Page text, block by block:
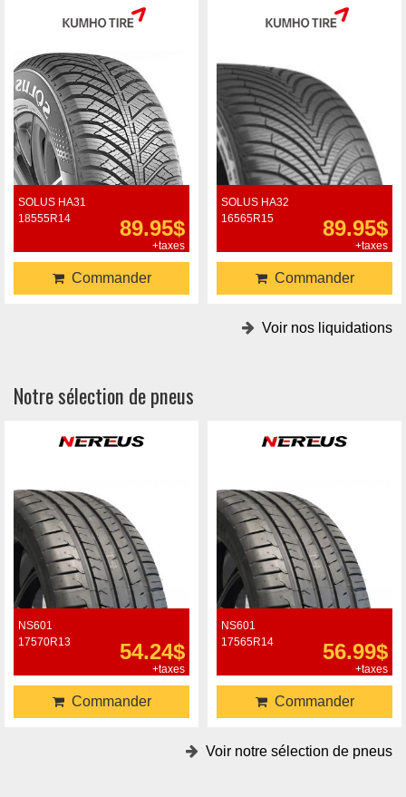
SOLUS HA31
18555R14
89.95$
+taxes
Commander
SOLUS HA32
16565R15
89.95$
+taxes
Commander
Voir nos liquidations
Notre sélection de pneus
NS601
17570R13
54.24$
+taxes
Commander
NS601
17565R14
56.99$
+taxes
Commander
Voir notre sélection de pneus